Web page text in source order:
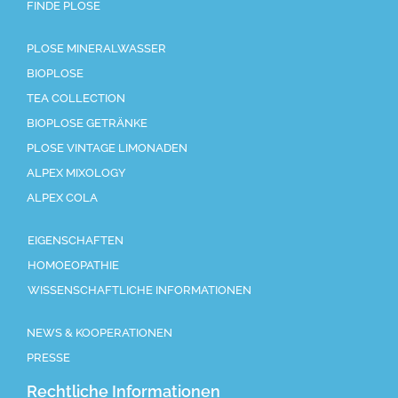
FINDE PLOSE
PLOSE MINERALWASSER
BIOPLOSE
TEA COLLECTION
BIOPLOSE GETRÄNKE
PLOSE VINTAGE LIMONADEN
ALPEX MIXOLOGY
ALPEX COLA
EIGENSCHAFTEN
HOMOEOPATHIE
WISSENSCHAFTLICHE INFORMATIONEN
NEWS & KOOPERATIONEN
PRESSE
Rechtliche Informationen